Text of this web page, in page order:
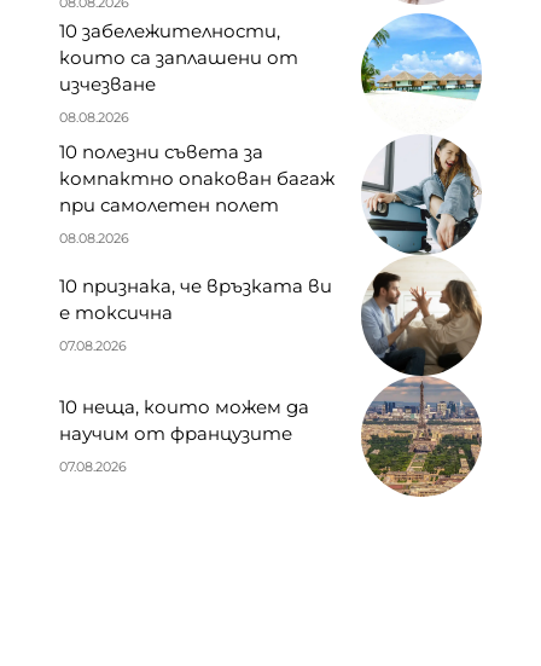
10 забележителности,
които са заплашени от
изчезване
08.08.2026
10 полезни съвета за
компактно опакован багаж
при самолетен полет
08.08.2026
10 признака, че връзката ви
е токсична
07.08.2026
10 неща, които можем да
научим от французите
07.08.2026